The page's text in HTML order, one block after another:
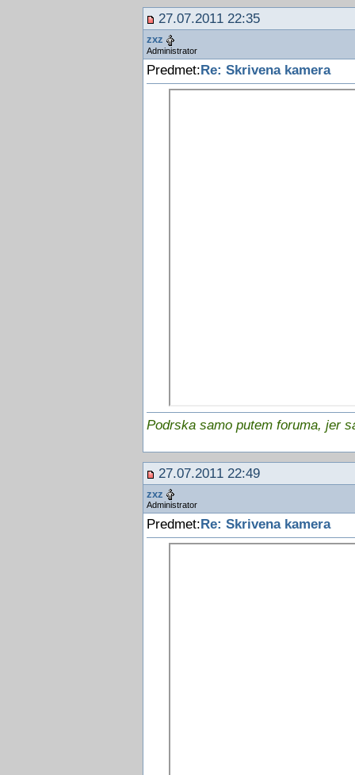
27.07.2011 22:35
zxz
Administrator
Predmet:Re: Skrivena kamera
Podrska samo putem foruma, jer
27.07.2011 22:49
zxz
Administrator
Predmet: Re: Skrivena kamera